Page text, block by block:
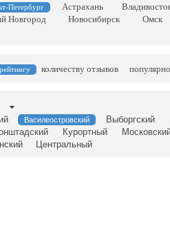
Петербург Астрахань
Новгород Новосибирск Омск
рейтингу количеству отзывов
Василеостровский Выборгский
Курортный
Центральный